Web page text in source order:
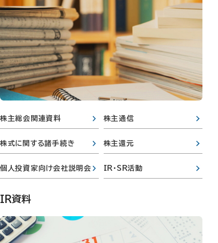
株主総会関連資料 株主通信
株式に関する諸手続き 株主還元
個人投資家向け会社説明会 IR・SR活動
IR資料